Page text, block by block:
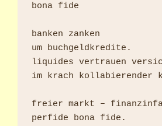
bona fide
banken zanken
um buchgeldkredite.
liquides vertrauen
im krach kollabierender
freier markt –
perfide bona fide.